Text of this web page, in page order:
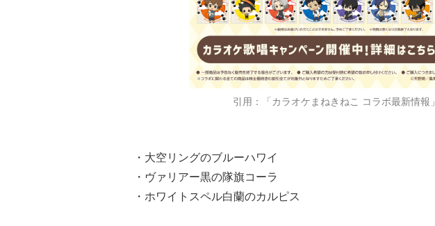
引用：「カラオケまねきねこ コラボ最新情報」
・大空リングのブルーハワイ
・ヴァリアー黒の隊旗コーラ
・ホワイトスペル白蘭のカルピス